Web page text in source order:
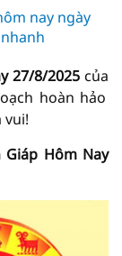
nay ngày
27/8/2025 của
hoàn hảo
vui!
Giáp Hôm Nay